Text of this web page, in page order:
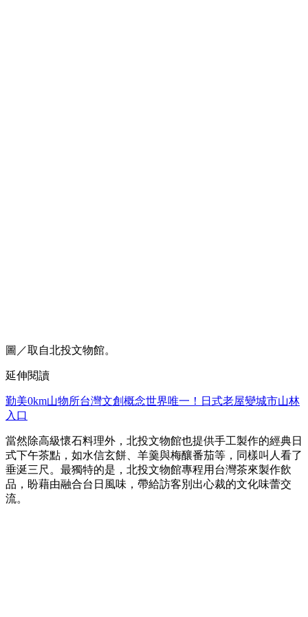
圖／取自北投文物館。
延伸閱讀
勤美0km山物所台灣文創概念世界唯一！日式老屋變城市山林
入口
當然除高級懷石料理外，北投文物館也提供手工製作的經典日
式下午茶點，如水信玄餅、羊羹與梅釀番茄等，同樣叫人看了
垂涎三尺。最獨特的是，北投文物館專程用台灣茶來製作飲
品，盼藉由融合台日風味，帶給訪客別出心裁的文化味蕾交
流。